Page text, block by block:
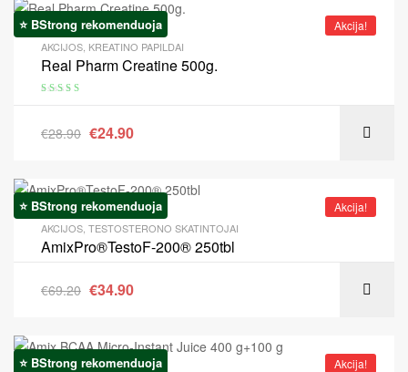
⭐ BStrong rekomenduoja Akcija!
AKCIJOS KREATINO PAPILDAI
Real Pharm Creatine 500g.
€28.90 €24.90
⭐ BStrong rekomenduoja Akcija!
AKCIJOS TESTOSTERONO SKATINTOJAI
AmixPro®TestoF-200® 250tbl
€69.20 €34.90
⭐ BStrong rekomenduoja Akcija!